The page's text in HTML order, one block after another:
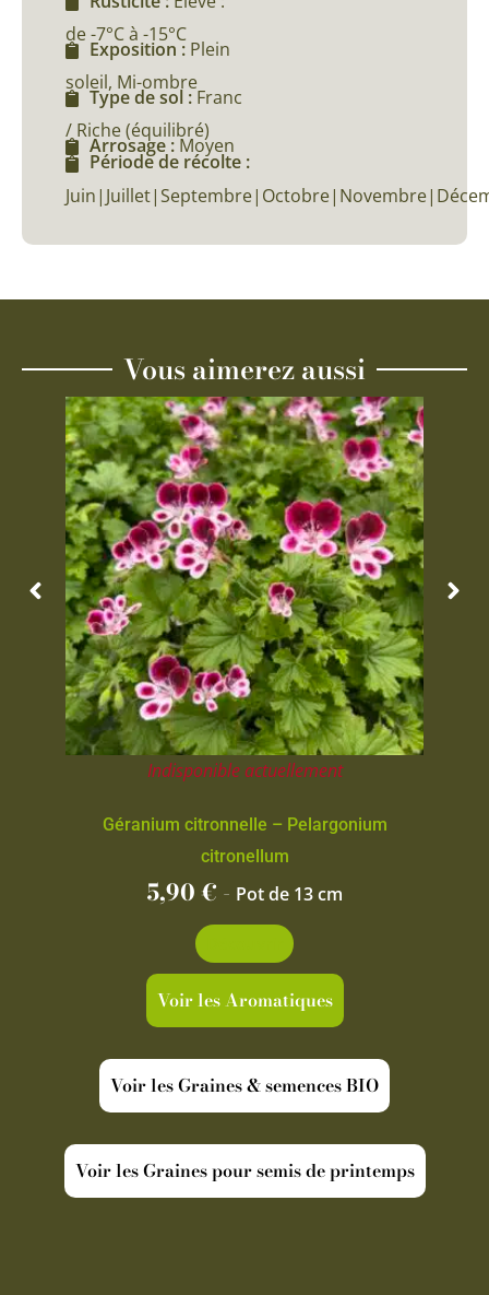
de -7°C à -15°C
Exposition : Plein
soleil, Mi-ombre
Type de sol : Franc
/ Riche (équilibré)
Arrosage : Moyen
Période de récolte :
Vous aimerez aussi
Indisponible actuellement
Géranium citronnelle – Pelargonium
citronellum
5,90€ - Pot de 13 cm
Voir les Aromatiques
Voir les Graines & semences BIO
Voir les Graines pour semis de printemps